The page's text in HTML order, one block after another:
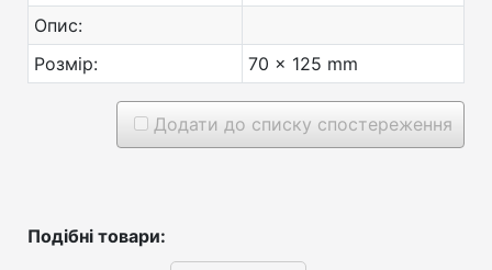
Опис:
Розмір:
70 x 125 mm
Додати до списку спостереження
Подібні товари: